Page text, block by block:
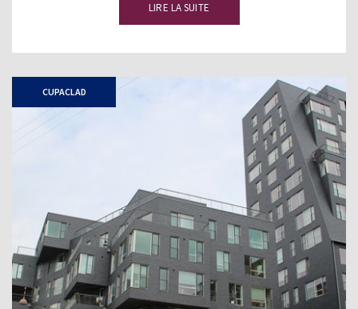
LIRE LA SUITE
CUPACLAD